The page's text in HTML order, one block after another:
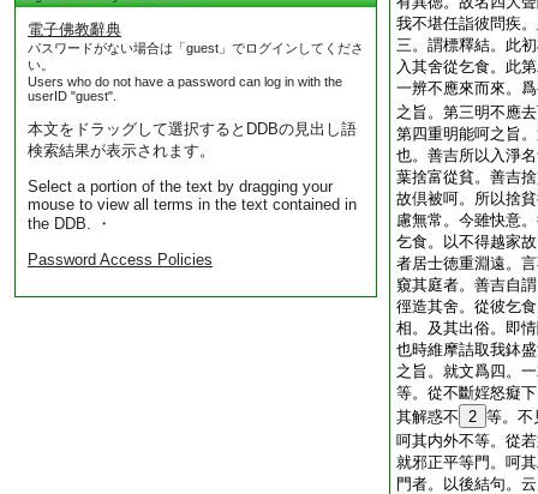
電子佛教辭典
パスワードがない場合は「guest」でログインしてくださ
い。
Users who do not have a password can log in with the
userID "guest".
本文をドラッグして選択するとDDBの見出し語
検索結果が表示されます。
Select a portion of the text by dragging your
mouse to view all terms in the text contained in
the DDB. ・
Password Access Policies
我不堪任詣彼問疾
三。謂標釋結。此
入其舍從乞食。此
一辨不應來而來。
之旨。第三明不應
第四重明能呵之旨
也。善吉所以入淨
葉捨富從貧。善吉
故倶被呵。所以捨
慮無常。今雖快意
乞食。以不得越家
者居士徳重淵遠。
窺其庭者。善吉自
徑造其舍。從彼乞
相。及其出俗。即
也時維摩詰取我鉢
之旨。就文爲四。
等。從不斷婬怒癡
其解惑不 2 等。不
呵其内外不等。從
就邪正平等門。呵
門者。以後結句。